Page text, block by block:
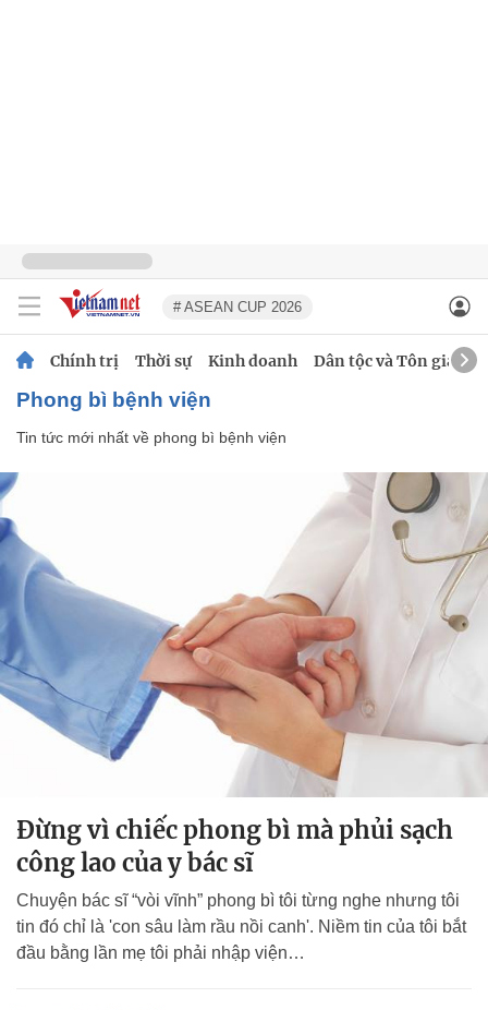
# ASEAN CUP 2026
Chính trị Thời sự Kinh doanh Dân tộc và Tôn giáo
phong bì bệnh viện
Tin tức mới nhất về phong bì bệnh viện
Đừng vì chiếc phong bì mà phủi sạch
công lao của y bác sĩ
Chuyện bác sĩ “vòi vĩnh” phong bì tôi từng nghe nhưng tôi
tin đó chỉ là 'con sâu làm rầu nồi canh'. Niềm tin của tôi bắt
đầu bằng lần mẹ tôi phải nhập viện…